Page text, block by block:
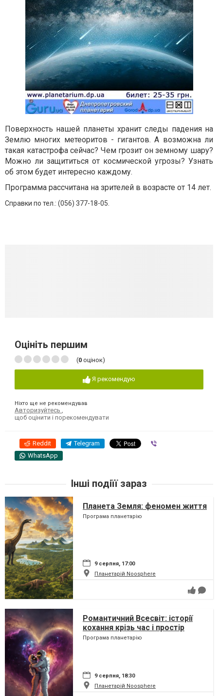
Поверхность нашей планеты хранит следы падения на
Землю многих метеоритов - гигантов. А возможна ли
такая катастрофа сейчас? Чем грозит он земному шару?
Можно ли защититься от космической угрозы? Узнать
об этом будет интересно каждому.
Программа рассчитана на зрителей в возрасте от 14 лет.
Справки по тел.: (056) 377-18-05.
Оцініть першим
(0 оцінок)
Я рекомендую
Ніхто ще не рекомендував
Авторизуйтесь
щоб оцінити і порекомендувати
Reddit Telegram
WhatsApp
Інші подіїї зараз
Планета Земля: феномен життя
Програма планетарію
9 серпня, 17:00
Планетарій Noosphere
Романтичний Всесвіт: історії
кохання крізь час і простір
Програма планетарію
9 серпня, 18:30
Планетарій Noosphere